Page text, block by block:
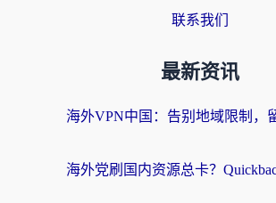
联系我们
最新资讯